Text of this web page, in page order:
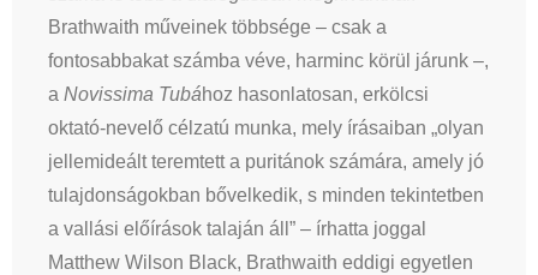
Brathwaith műveinek többsége – csak a
fontosabbakat számba véve, harminc körül járunk –,
a Novissima Tubához hasonlatosan, erkölcsi
oktató-nevelő célzatú munka, mely írásaiban „olyan
jellemideált teremtett a puritánok számára, amely jó
tulajdonságokban bővelkedik, s minden tekintetben
a vallási előírások talaján áll” – írhatta joggal
Matthew Wilson Black, Brathwaith eddigi egyetlen